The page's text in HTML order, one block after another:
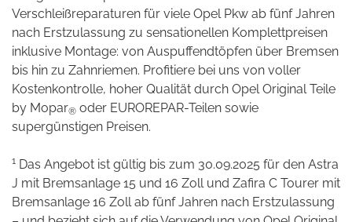
Verschleißreparaturen für viele Opel Pkw ab fünf Jahren
nach Erstzulassung zu sensationellen Komplettpreisen
inklusive Montage: von Auspuffendtöpfen über Bremsen
bis hin zu Zahnriemen. Profitiere bei uns von voller
Kostenkontrolle, hoher Qualität durch Opel Original Teile
by Mopar® oder EUROREPAR-Teilen sowie
supergünstigen Preisen.
1 Das Angebot ist gültig bis zum 30.09.2025 für den Astra
J mit Bremsanlage 15 und 16 Zoll und Zafira C Tourer mit
Bremsanlage 16 Zoll ab fünf Jahren nach Erstzulassung